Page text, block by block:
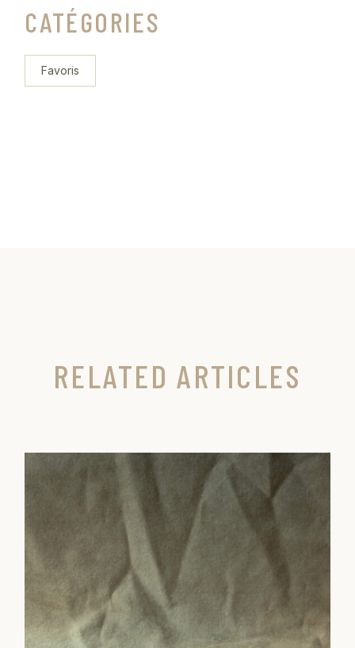
CATÉGORIES
Favoris
RELATED ARTICLES